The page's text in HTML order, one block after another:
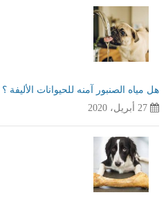
هل مياه الصنبور آمنه للحيوانات الأليفة ؟
27 أبريل، 2020